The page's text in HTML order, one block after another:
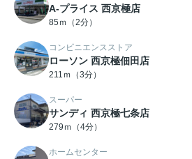
A-プライス 西京極店
85ｍ（2分）
コンビニエンスストア
ローソン 西京極佃田店
211ｍ（3分）
スーパー
サンディ 西京極七条店
279ｍ（4分）
ホームセンター